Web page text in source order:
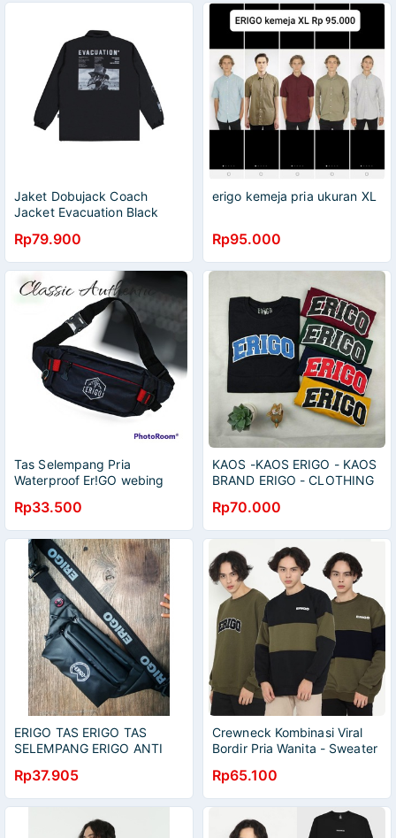
Jaket Dobujack Coach
Jacket Evacuation Black
Terbaru
Rp79.900
erigo kemeja pria ukuran XL
Rp95.000
Tas Selempang Pria
Waterproof Er!GO webing
murah berkualitas
Rp33.500
KAOS -KAOS ERIGO - KAOS
BRAND ERIGO - CLOTHING
Rp70.000
ERIGO TAS ERIGO TAS
SELEMPANG ERIGO ANTI
Rp37.905
Crewneck Kombinasi Viral
Bordir Pria Wanita - Sweater
Rp65.100